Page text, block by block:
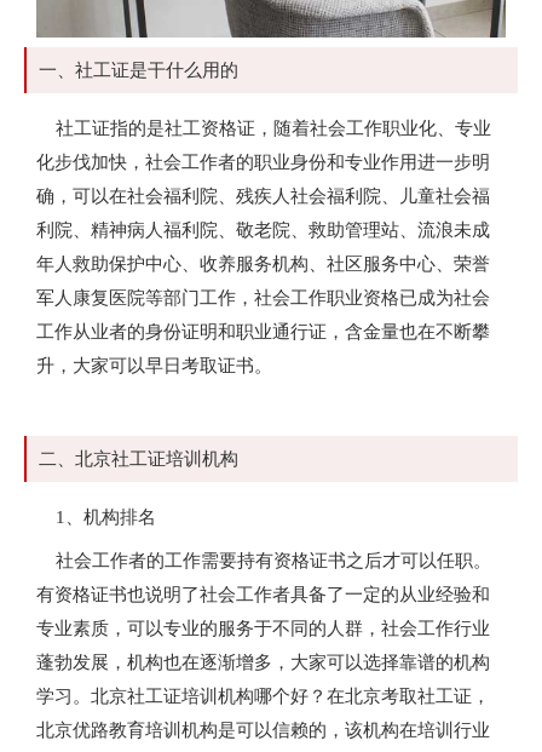
一、社工证是干什么用的
社工证指的是社工资格证，随着社会工作职业化、专业
化步伐加快，社会工作者的职业身份和专业作用进一步明
确，可以在社会福利院、残疾人社会福利院、儿童社会福
利院、精神病人福利院、敬老院、救助管理站、流浪未成
年人救助保护中心、收养服务机构、社区服务中心、荣誉
军人康复医院等部门工作，社会工作职业资格已成为社会
工作从业者的身份证明和职业通行证，含金量也在不断攀
升，大家可以早日考取证书。
二、北京社工证培训机构
1、机构排名
社会工作者的工作需要持有资格证书之后才可以任职。
有资格证书也说明了社会工作者具备了一定的从业经验和
专业素质，可以专业的服务于不同的人群，社会工作行业
蓬勃发展，机构也在逐渐增多，大家可以选择靠谱的机构
学习。北京社工证培训机构哪个好？在北京考取社工证，
北京优路教育培训机构是可以信赖的，该机构在培训行业